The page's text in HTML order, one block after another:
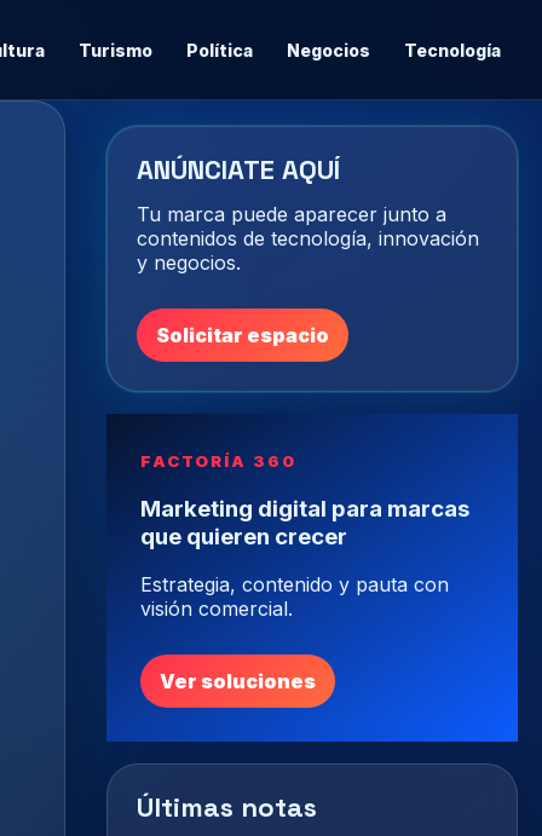
Turismo Política Negocios Tecnología
ANÚNCIATE AQUÍ
Tu marca puede aparecer junto a
contenidos de tecnología, innovación
y negocios.
Solicitar espacio
FACTORÍA 360
Marketing digital para marcas
que quieren crecer
Estrategia, contenido y pauta con
visión comercial.
Ver soluciones
Últimas notas